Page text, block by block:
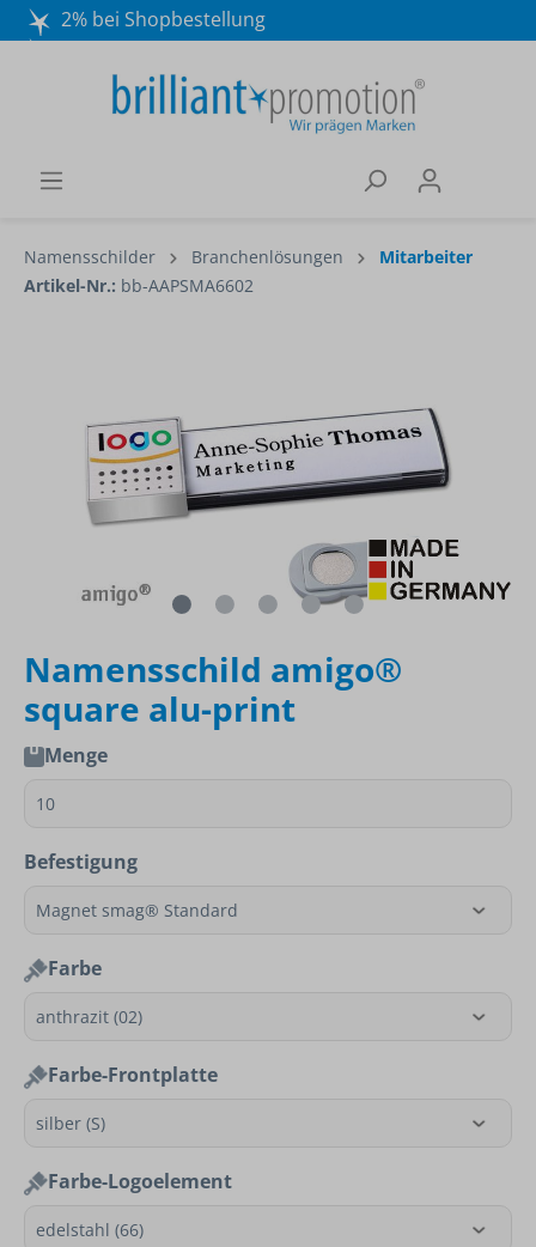
2% bei Shopbestellung
Wir beraten Sie gerne:
040 / 570 18 25 70
Namensschilder Branchenlösungen
Mitarbeiter
Artikel-Nr.: bb-AAPSMA6602
Namensschild amigo®
square alu-print
Menge
Befestigung
Farbe
Farbe-Frontplatte
Farbe-Logoelement